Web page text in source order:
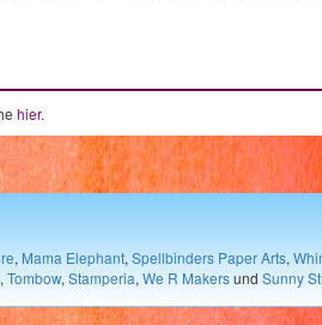
hier.
, Mama Elephant, Spellbinders Paper Arts,
, Tombow, Stamperia, We R Makersund Sunny